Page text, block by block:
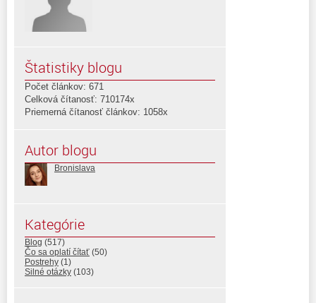
Štatistiky blogu
Počet článkov: 671
Celková čítanosť: 710174x
Priemerná čítanosť článkov: 1058x
Autor blogu
Bronislava
Kategórie
Blog (517)
Čo sa oplatí čítať (50)
Postrehy (1)
Silné otázky (103)